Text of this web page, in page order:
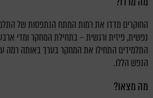
החוקרים מדדו את רמות המתח הנתפסות של
נפשית, פיזית ורגשית – בתחילת המחקר ומדי
התלמידים התחילו את המחקר בערך באותה רמה
הנפש הללו.
מה מצאו?